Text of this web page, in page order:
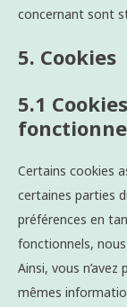
concernant sont
5. Cookies
5.1
Certains cookies
certaines parties
préférences en
fonctionnels,
Ainsi, vous
mêmes